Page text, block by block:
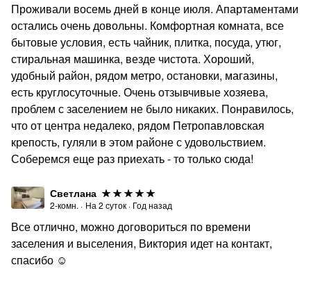
Проживали восемь дней в конце июля. Апартаментами
остались очень довольны. Комфортная комната, все
бытовые условия, есть чайник, плитка, посуда, утюг,
стиральная машинка, везде чистота. Хороший,
удобный район, рядом метро, остановки, магазины,
есть круглосуточные. Очень отзывчивые хозяева,
проблем с заселением не было никаких. Понравилось,
что от центра недалеко, рядом Петропавловская
крепость, гуляли в этом районе с удовольствием.
Соберемся еще раз приехать - то только сюда!
Светлана
2-комн. · На 2 суток · Год назад
Все отлично, можно договориться по времени
заселения и выселения, Виктория идет на контакт,
спасибо ☺️